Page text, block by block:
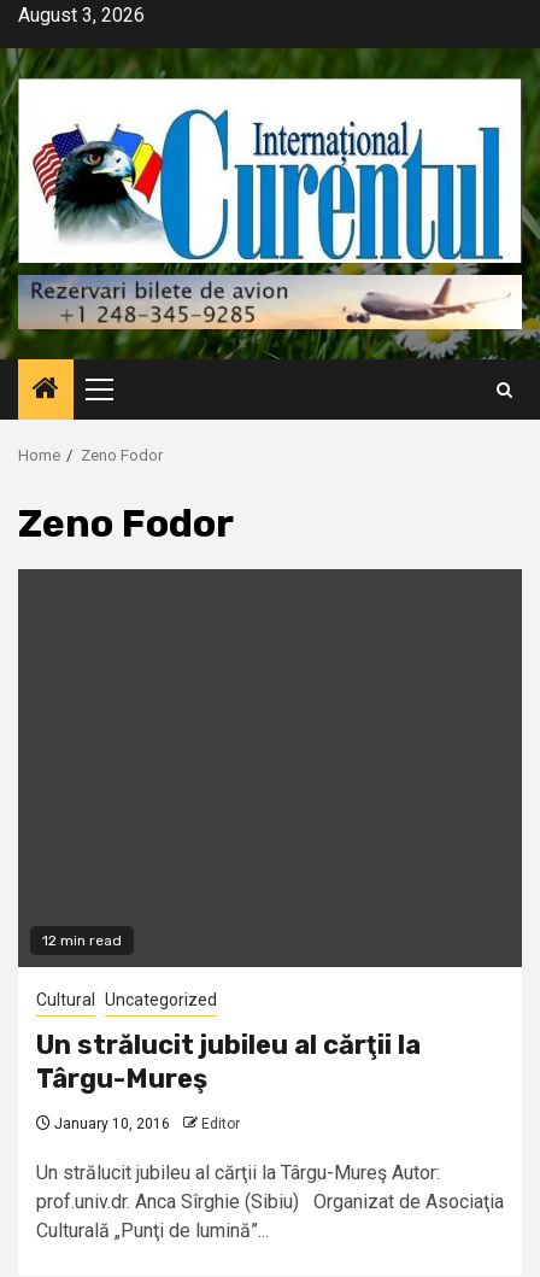
Skip
content
August 3, 2026
Primary
Menu
Home Zeno Fodor
Zeno Fodor
12 min read
Cultural Uncategorized
Un strălucit jubileu al cărţii la
Târgu-Mureş
January 10, 2016 Editor
Un strălucit jubileu al cărţii la Târgu-Mureş Autor:
prof.univ.dr. Anca Sîrghie (Sibiu) Organizat de Asociaţia
Culturală „Punţi de lumină”...